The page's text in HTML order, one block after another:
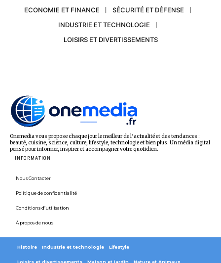
ECONOMIE ET FINANCE
SÉCURITÉ ET DÉFENSE
INDUSTRIE ET TECHNOLOGIE
LOISIRS ET DIVERTISSEMENTS
Onemedia vous propose chaque jour le meilleur de l’actualité et des tendances :
beauté, cuisine, science, culture, lifestyle, technologie et bien plus. Un média digital
pensé pour informer, inspirer et accompagner votre quotidien.
INFORMATION
Nous Contacter
Politique de confidentialité
Conditions d’utilisation
À propos de nous
Histoire Industrie et technologie Lifestyle
Loisirs et divertissements Maison et jardin Nature et Animaux